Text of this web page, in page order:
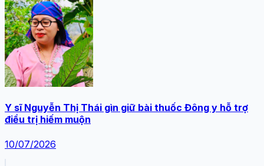
Y sĩ Nguyễn Thị Thái gìn giữ bài thuốc Đông y hỗ trợ
điều trị hiếm muộn
10/07/2026